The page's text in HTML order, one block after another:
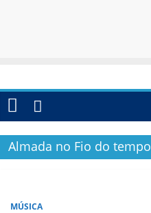
Almada no Fio do tempo
MÚSICA